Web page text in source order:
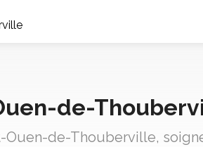
de-
Ouen-de-Thouberville,